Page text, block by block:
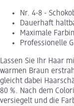
Nr. 4-8 -
Dauerhaft
Maximale
Professionelle
Lassen Sie Ihr Haar
warmen Braun
gleicht dabei
80 %. Nach dem
versiegelt und die